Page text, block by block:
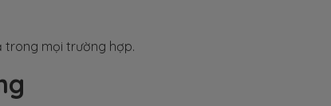
trong mọi trường hợp.